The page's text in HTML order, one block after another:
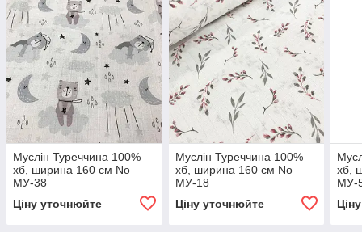
Муслін Туреччина 100%
хб, ширина 160 см No
МУ-38
Ціну уточнюйте
Муслін Туреччина 100%
хб, ширина 160 см No
МУ-18
Ціну уточнюйте
хб,
МУ-